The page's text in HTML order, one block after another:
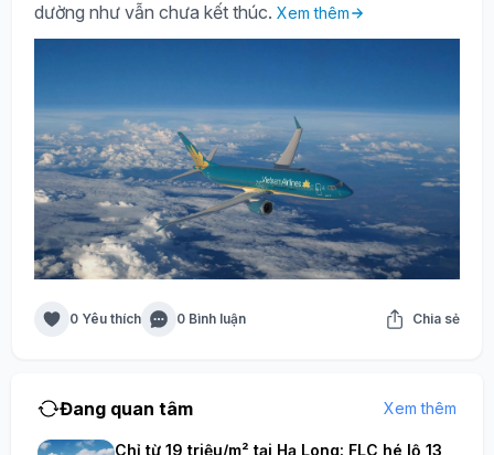
dường như vẫn chưa kết thúc. Xem thêm
0 Yêu thích 0 Bình luận Chia sẻ
Đang quan tâm Xem thêm
Chỉ từ 19 triệu/m² tại Hạ Long: FLC hé lộ 13